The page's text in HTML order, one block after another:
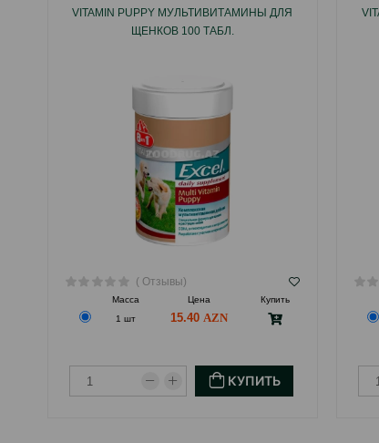
VITAMIN PUPPY МУЛЬТИВИТАМИНЫ ДЛЯ
ЩЕНКОВ 100 ТАБЛ.
( Отзывы)
Масса Цена
Купить
1 шт
15.40
КУПИТЬ